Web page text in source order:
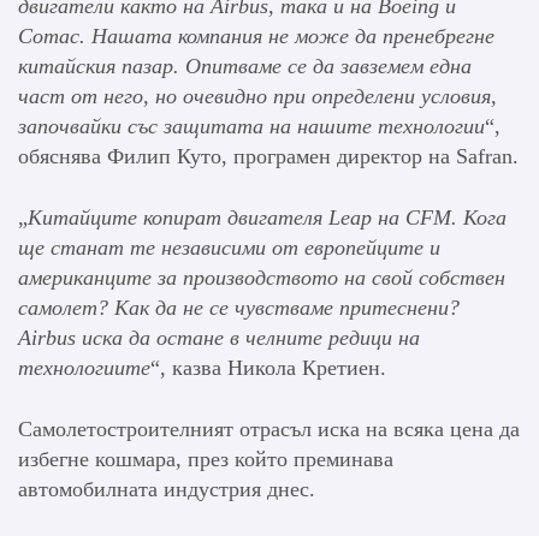
двигатели както на Airbus, така и на Boeing и
Comac. Нашата компания не може да пренебрегне
китайския пазар. Опитваме се да завземем една
част от него, но очевидно при определени условия,
започвайки със защитата на нашите технологии“,
обяснява Филип Куто, програмен директор на Safran.
„Китайците копират двигателя Leap на CFM. Кога
ще станат те независими от европейците и
американците за производството на свой собствен
самолет? Как да не се чувстваме притеснени?
Airbus иска да остане в челните редици на
технологиите“, казва Никола Кретиен.
Самолетостроителният отрасъл иска на всяка цена да
избегне кошмара, през който преминава
автомобилната индустрия днес.